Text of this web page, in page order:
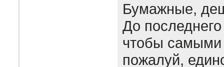
Бумажные,
До
чтобы
пожалуй,